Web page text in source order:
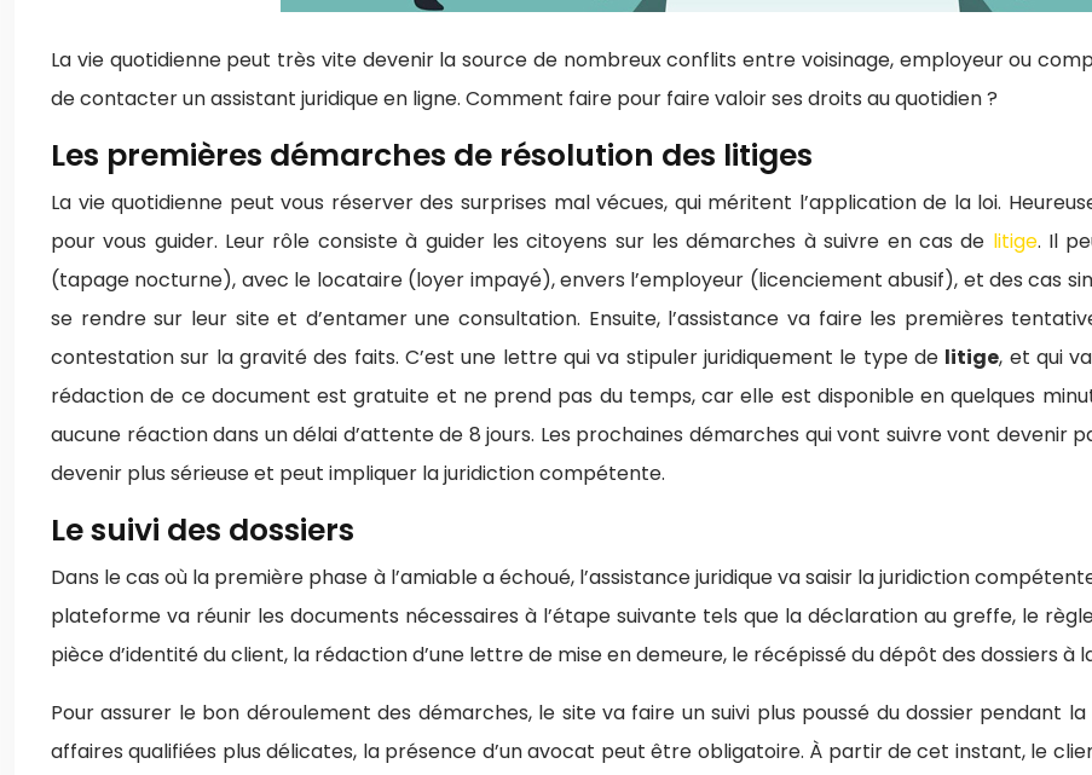
La vie quotidienne peut très vite devenir la source de nombreux conflits entre voisinage, employeur ou
de contacter un assistant juridique en ligne. Comment faire pour faire valoir ses droits au quotidien ?
Les premières démarches de résolution des litiges
La vie quotidienne peut vous réserver des surprises mal vécues, qui méritent l’application de la loi.
pour vous guider. Leur rôle consiste à guider les citoyens sur les démarches à suivre en cas de litige. Il
(tapage nocturne), avec le locataire (loyer impayé), envers l’employeur (licenciement abusif), et des cas
se rendre sur leur site et d’entamer une consultation. Ensuite, l’assistance va faire les premières
contestation sur la gravité des faits. C’est une lettre qui va stipuler juridiquement le type de litige, et qui
rédaction de ce document est gratuite et ne prend pas du temps, car elle est disponible en quelques
aucune réaction dans un délai d’attente de 8 jours. Les prochaines démarches qui vont suivre vont
devenir plus sérieuse et peut impliquer la juridiction compétente.
Le suivi des dossiers
Dans le cas où la première phase à l’amiable a échoué, l’assistance juridique va saisir la juridiction
plateforme va réunir les documents nécessaires à l’étape suivante tels que la déclaration au greffe, le
pièce d’identité du client, la rédaction d’une lettre de mise en demeure, le récépissé du dépôt des dossiers à
Pour assurer le bon déroulement des démarches, le site va faire un suivi plus poussé du dossier pendant
affaires qualifiées plus délicates, la présence d’un avocat peut être obligatoire. À partir de cet instant, le